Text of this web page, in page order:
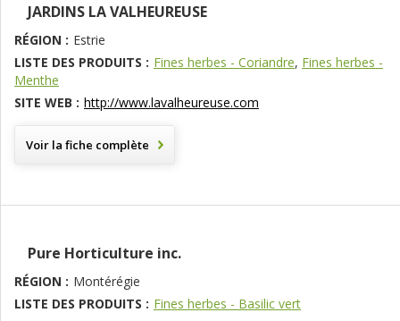
JARDINS LA VALHEUREUSE
RÉGION : Estrie
LISTE DES PRODUITS : Fines herbes - Coriandre, Fines herbes -
Menthe
SITE WEB : http://www.lavalheureuse.com
Voir la fiche complète
Pure Horticulture inc.
RÉGION : Montérégie
LISTE DES PRODUITS : Fines herbes - Basilic vert